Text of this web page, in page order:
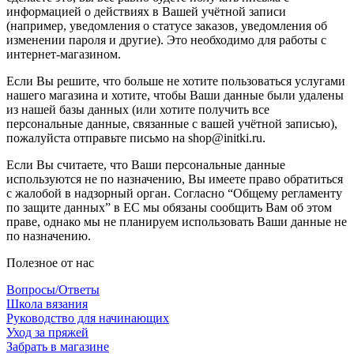
информацией о действиях в Вашей учётной записи
(например, уведомления о статусе заказов, уведомления об
изменении пароля и другие). Это необходимо для работы с
интернет-магазином.
Если Вы решите, что больше не хотите пользоваться услугами
нашего магазина и хотите, чтобы Ваши данные были удалены
из нашей базы данных (или хотите получить все
персональные данные, связанные с вашей учётной записью),
пожалуйста отправьте письмо на shop@initki.ru.
Если Вы считаете, что Ваши персональные данные
используются не по назначению, Вы имеете право обратиться
с жалобой в надзорный орган. Согласно “Общему регламенту
по защите данных” в ЕС мы обязаны сообщить Вам об этом
праве, однако мы не планируем использовать Ваши данные не
по назначению.
Полезное от нас
Вопросы/Ответы
Школа вязания
Руководство для начинающих
Уход за пряжей
Забрать в магазине